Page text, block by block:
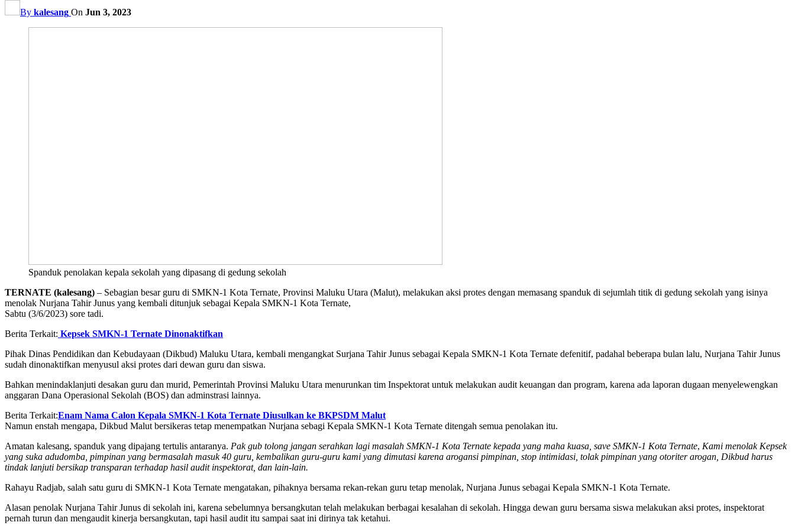
By kalesang On Jun 3, 2023
Spanduk penolakan kepala sekolah yang dipasang di gedung sekolah
TERNATE (kalesang) – Sebagian besar guru di SMKN-1 Kota Ternate, Provinsi Maluku Utara (Malut), melakukan aksi protes dengan memasang spanduk di sejumlah titik di gedung sekolah yang isinya
menolak Nurjana Tahir Junus yang kembali ditunjuk sebagai Kepala SMKN-1 Kota Ternate,
Sabtu (3/6/2023) sore tadi.
Berita Terkait: Kepsek SMKN-1 Ternate Dinonaktifkan
Pihak Dinas Pendidikan dan Kebudayaan (Dikbud) Maluku Utara, kembali mengangkat Surjana Tahir Junus sebagai Kepala SMKN-1 Kota Ternate defenitif, padahal beberapa bulan lalu, Nurjana Tahir Junus
sudah dinonaktifkan menyusul aksi protes dari dewan guru dan siswa.
Bahkan menindaklanjuti desakan guru dan murid, Pemerintah Provinsi Maluku Utara menurunkan tim Inspektorat untuk melakukan audit keuangan dan program, karena ada laporan dugaan menyelewengkan
anggaran Dana Operasional Sekolah (BOS) dan adminstrasi lainnya.
Berita Terkait:Enam Nama Calon Kepala SMKN-1 Kota Ternate Diusulkan ke BKPSDM Malut
Namun enstah mengapa, Dikbud Malut bersikeras tetap menempatkan Nurjana sebagi Kepala SMKN-1 Kota Ternate ditengah semua penolakan itu.
Amatan kalesang, spanduk yang dipajang tertulis antaranya. Pak gub tolong jangan serahkan lagi masalah SMKN-1 Kota Ternate kepada yang maha kuasa, save SMKN-1 Kota Ternate, Kami menolak Kepsek
yang suka adudomba, pimpinan yang bermasalah masuk 40 guru, kembalikan guru-guru kami yang dimutasi karena arogansi pimpinan, stop intimidasi, tolak pimpinan yang otoriter arogan, Dikbud harus
tindak lanjuti bersikap transparan terhadap hasil audit inspektorat, dan lain-lain.
Rahayu Radjab, salah satu guru di SMKN-1 Kota Ternate mengatakan, pihaknya bersama rekan-rekan guru tetap menolak, Nurjana Junus sebagai Kepala SMKN-1 Kota Ternate.
Alasan penolak Nurjana Tahir Junus di sekolah ini, karena sebelumnya bersangkutan telah melakukan berbagai kesalahan di sekolah. Hingga dewan guru bersama siswa melakukan aksi protes, inspektorat
pernah turun dan mengaudit kinerja bersangkutan, tapi hasil audit itu sampai saat ini dirinya tak ketahui.